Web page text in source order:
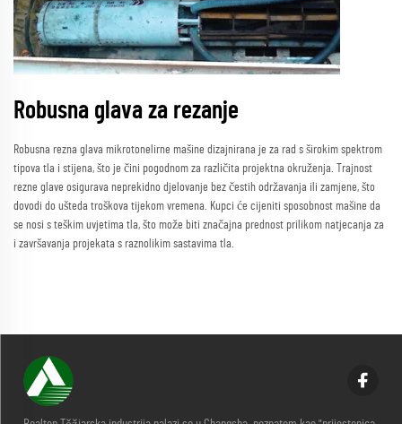
Robusna glava za rezanje
Robusna rezna glava mikrotonelirne mašine dizajnirana je za rad s širokim spektrom
tipova tla i stijena, što je čini pogodnom za različita projektna okruženja. Trajnost
rezne glave osigurava neprekidno djelovanje bez čestih održavanja ili zamjene, što
dovodi do ušteda troškova tijekom vremena. Kupci će cijeniti sposobnost mašine da
se nosi s teškim uvjetima tla, što može biti značajna prednost prilikom natjecanja za
i završavanja projekata s raznolikim sastavima tla.